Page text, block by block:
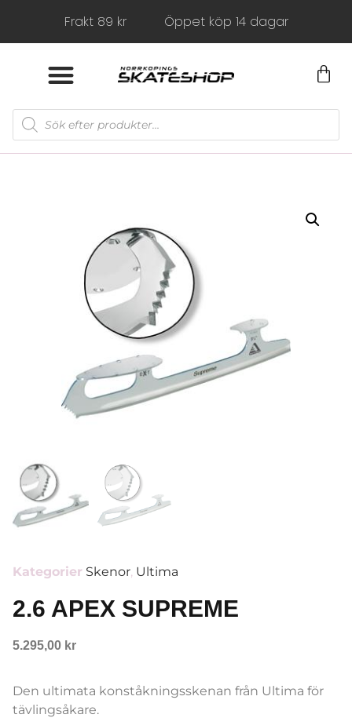
Frakt 89 kr Öppet köp 14 dagar
Kategorier Skenor, Ultima
2.6 APEX SUPREME
5.295,00 kr
Den ultimata konståkningsskenan från Ultima för
tävlingsåkare.